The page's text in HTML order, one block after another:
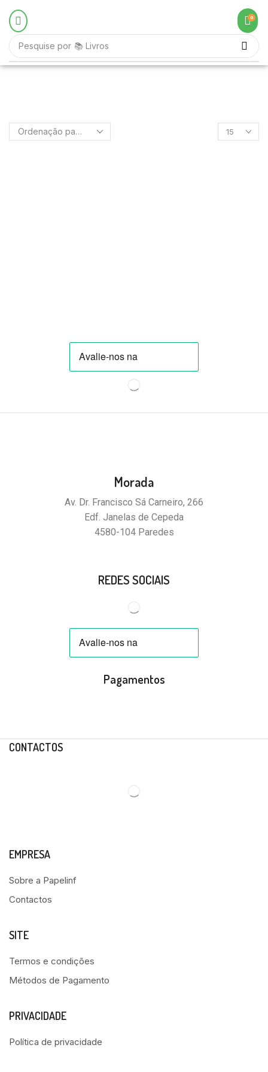
Pesquise por 📚 Livros
0
Morada
Av. Dr. Francisco Sá Carneiro, 266
Edf. Janelas de Cepeda
4580-104 Paredes
REDES SOCIAIS
Pagamentos
CONTACTOS
EMPRESA
Sobre a Papelinf
Contactos
SITE
Termos e condições
Métodos de Pagamento
PRIVACIDADE
Política de privacidade